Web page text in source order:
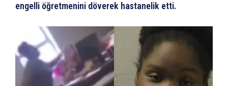
engelli öğretmenini döverek hastanelik etti.